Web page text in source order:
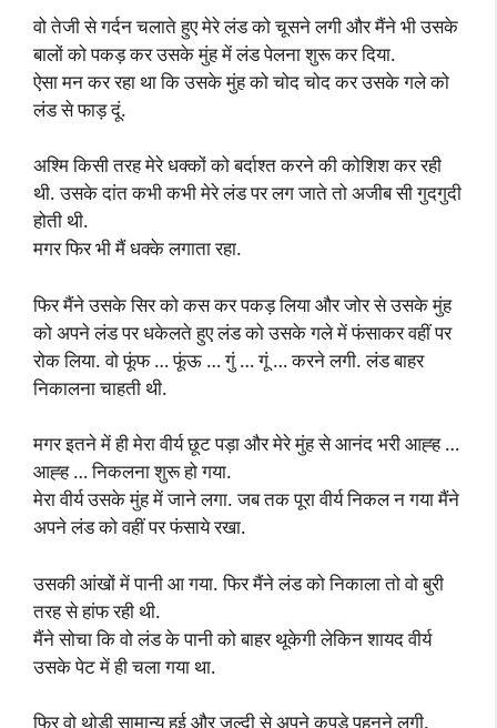
वो तेजी से गर्दन चलाते हुए मेरे लंड को चूसने लगी और मैंने भी उसके
बालों को पकड़ कर उसके मुंह में लंड पेलना शुरू कर दिया.
ऐसा मन कर रहा था कि उसके मुंह को चोद चोद कर उसके गले को
लंड से फाड़ दूं.
अश्मि किसी तरह मेरे धक्कों को बर्दाश्त करने की कोशिश कर रही
थी. उसके दांत कभी कभी मेरे लंड पर लग जाते तो अजीब सी गुदगुदी
होती थी.
मगर फिर भी मैं धक्के लगाता रहा.
फिर मैंने उसके सिर को कस कर पकड़ लिया और जोर से उसके मुंह
को अपने लंड पर धकेलते हुए लंड को उसके गले में फंसाकर वहीं पर
रोक लिया. वो फूंफ … फूंऊ … गुं … गूं … करने लगी. लंड बाहर
निकालना चाहती थी.
मगर इतने में ही मेरा वीर्य छूट पड़ा और मेरे मुंह से आनंद भरी आह्ह …
आह्ह … निकलना शुरू हो गया.
मेरा वीर्य उसके मुंह में जाने लगा. जब तक पूरा वीर्य निकल न गया मैंने
अपने लंड को वहीं पर फंसाये रखा.
उसकी आंखों में पानी आ गया. फिर मैंने लंड को निकाला तो वो बुरी
तरह से हांफ रही थी.
मैंने सोचा कि वो लंड के पानी को बाहर थूकेगी लेकिन शायद वीर्य
उसके पेट में ही चला गया था.
फिर वो थोड़ी सामान्य हुई और जल्दी से अपने कपड़े पहनने लगी.